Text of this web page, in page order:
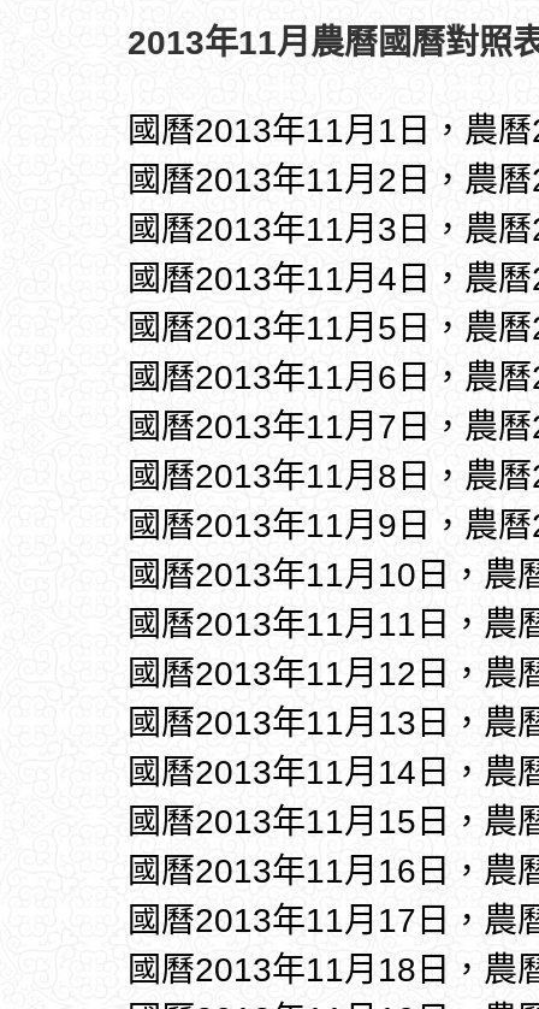
2013年11月農曆國曆對照
國曆2013年11月1日，農
國曆2013年11月2日，農
國曆2013年11月3日，農
國曆2013年11月4日，農
國曆2013年11月5日，農
國曆2013年11月6日，農
國曆2013年11月7日，農
國曆2013年11月8日，農
國曆2013年11月9日，農
國曆2013年11月10日，農
國曆2013年11月11日，農
國曆2013年11月12日，農
國曆2013年11月13日，農
國曆2013年11月14日，農
國曆2013年11月15日，農
國曆2013年11月16日，農
國曆2013年11月17日，農
國曆2013年11月18日，農